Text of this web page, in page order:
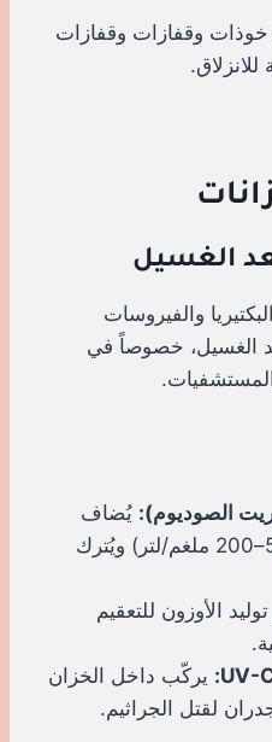
خوذات وقفازات وقفازات
والفيروسات
الغسيل، خصوصاً في
الصوديوم): يُضاف
بتركيز محدد (ما بين 50–200 ملغم/لتر) ويُترك
الأوزون للتعقيم
يركّب داخل الخزان
لقتل الجراثيم.